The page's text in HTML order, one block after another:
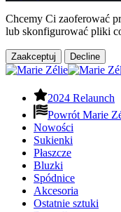
Chcemy Ci zaoferować
lub skonfigurować pliki
Zaakceptuj Decline
2024 Relaunch
Powrót Marie
Nowości
Sukienki
Płaszcze
Bluzki
Spódnice
Akcesoria
Ostatnie sztuki